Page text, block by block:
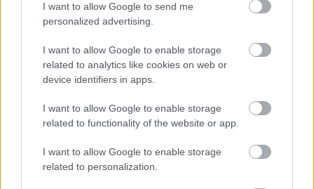
I want to allow Google to send me
personalized advertising.
I want to allow Google to enable storage
related to analytics like cookies on web or
device identifiers in apps.
I want to allow Google to enable storage
related to functionality of the website or app.
I want to allow Google to enable storage
related to personalization.
Διαβάστε επίσης